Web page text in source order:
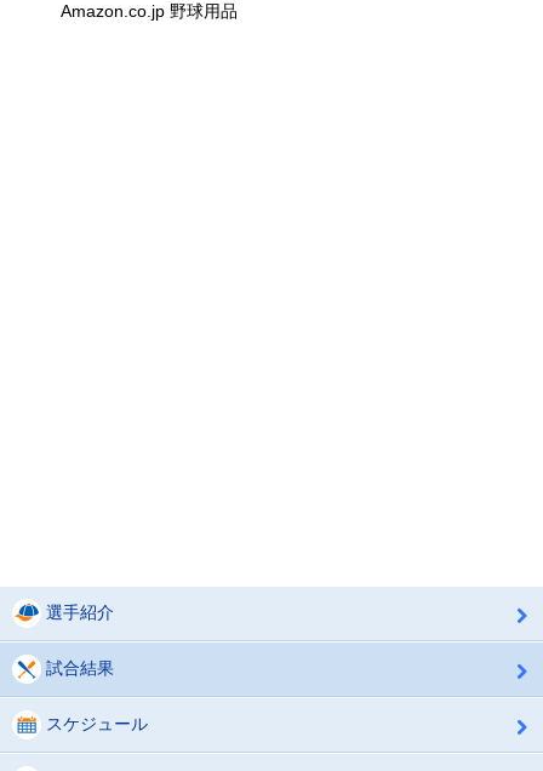
Amazon.co.jp 野球用品
選手紹介
試合結果
スケジュール